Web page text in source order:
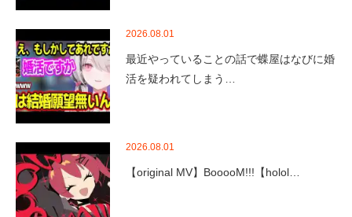
2026.08.01
最近やっていることの話で蝶屋はなびに婚
活を疑われてしまう…
2026.08.01
【original MV】BooooM!!!【holol…